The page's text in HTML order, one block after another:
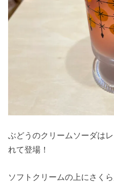
ぶどうのクリームソーダは
れて登場！
ソフトクリームの上にさく